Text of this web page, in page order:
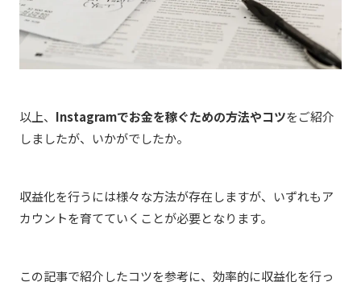
以上、 Instagramでお金を稼ぐための方法やコツをご紹介
しましたが、いかがでしたか。
収益化を行うには様々な方法が存在しますが、いずれもア
カウントを育てていくことが必要となります。
この記事で紹介したコツを参考に、効率的に収益化を行っ